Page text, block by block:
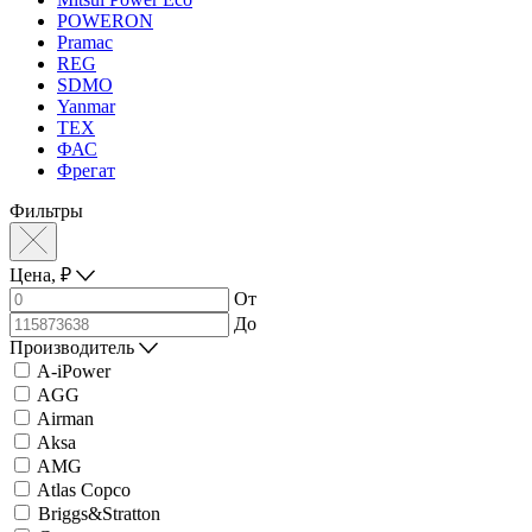
POWERON
Pramac
REG
SDMO
Yanmar
ТЕХ
ФАС
Фрегат
Фильтры
Цена, ₽
От
До
Производитель
A-iPower
AGG
Airman
Aksa
AMG
Atlas Copco
Briggs&Stratton